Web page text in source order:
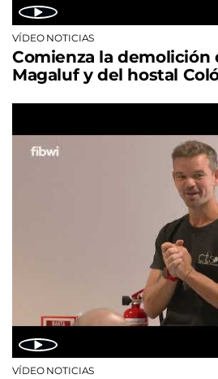
VÍDEO NOTICIAS
Comienza la demolición
Magaluf y del hostal
VÍDEO NOTICIAS